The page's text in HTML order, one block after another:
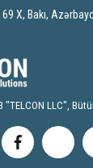
X, Bakı,
"TELCON LLC",